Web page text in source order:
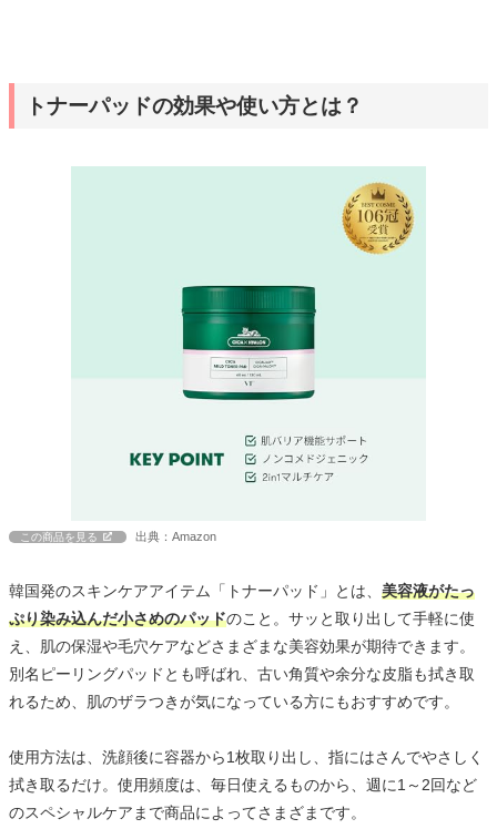
トナーパッドの効果や使い方とは？
この商品を見る 出典：Amazon
韓国発のスキンケアアイテム「トナーパッド」とは、 美容液がたっ
ぷり染み込んだ小さめのパッドのこと。サッと取り出して手軽に使
え、肌の保湿や毛穴ケアなどさまざまな美容効果が期待できます。
別名ピーリングパッドとも呼ばれ、古い角質や余分な皮脂も拭き取
れるため、肌のザラつきが気になっている方にもおすすめです。
使用方法は、洗顔後に容器から1枚取り出し、指にはさんでやさしく
拭き取るだけ。使用頻度は、毎日使えるものから、週に1～2回など
のスペシャルケアまで商品によってさまざまです。